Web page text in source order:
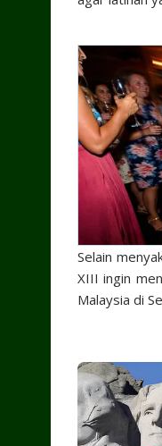
Selain
XIII ingin
Malaysia di